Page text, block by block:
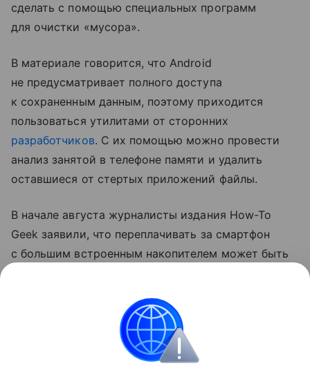
сделать с помощью специальных программ
для очистки «мусора».
В материале говорится, что Android
не предусматривает полного доступа
к сохраненным данным, поэтому приходится
пользоваться утилитами от сторонних
разработчиков. С их помощью можно провести
анализ занятой в телефоне памяти и удалить
оставшиеся от стертых приложений файлы.
В начале августа журналисты издания How-To
Geek заявили, что переплачивать за смартфон
с большим встроенным накопителем может быть
данные на внешнем накопителе или в «облаке».